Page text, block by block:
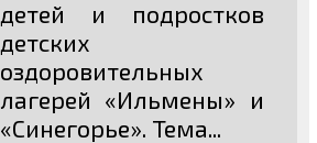
детей и подростков
детских
оздоровительных
лагерей «Ильмены» и
«Синегорье». Тема...